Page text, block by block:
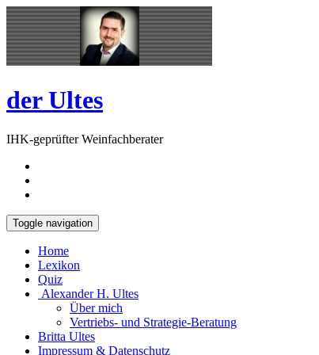
Skip
to
content
Open
Sidebar
der Ultes
IHK-geprüfter Weinfachberater
Toggle navigation
Home
Lexikon
Quiz
Alexander H. Ultes
Über mich
Vertriebs- und Strategie-Beratung
Britta Ultes
Impressum & Datenschutz